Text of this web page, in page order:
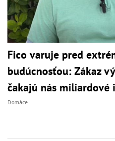
Fico varuje pred
budúcnosťou: Zákaz
čakajú nás miliardové
Domáce